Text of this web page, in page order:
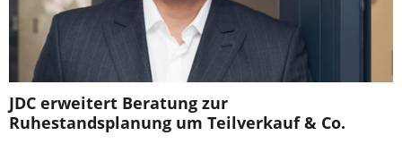
JDC erweitert Beratung zur
Ruhestandsplanung um Teilverkauf & Co.